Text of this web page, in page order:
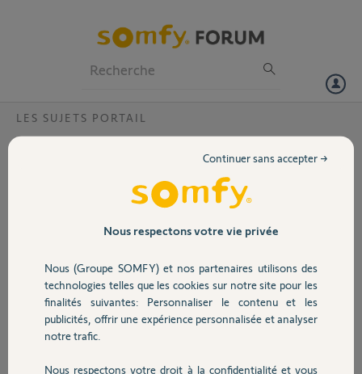
Volet
Sécurité
Domotique
LES SUJETS PORTAIL
Ouverture pieton avec slidemoove 300
J'ai un moteur Slidesmoove 300, un visiophone V500 connect et une
Actuellement je ne peux ouvrir en mode piéton que via les
télécommandes fournies (bouton 2).
faire que des ouvertes complètes du portail. Comment générer une
ouverture piéton depuis ces derniers ?
Merci pour votre aide.
Bien cordialement
Nous respectons votre vie privée
Nous (Groupe SOMFY) et nos partenaires utilisons des
technologies telles que les cookies sur notre site pour les
finalités suivantes: Personnaliser le contenu et les
publicités, offrir une expérience personnalisée et analyser
notre trafic.
Nous respectons votre droit à la confidentialité et vous
Continuer sans accepter →